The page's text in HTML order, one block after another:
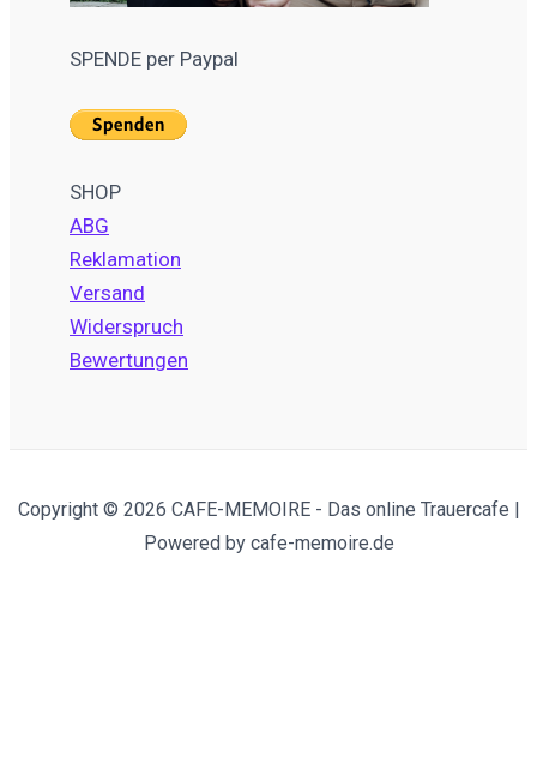
SPENDE per Paypal
SHOP
ABG
Reklamation
Versand
Widerspruch
Bewertungen
Copyright © 2026 CAFE-MEMOIRE - Das online Trauercafe |
Powered by cafe-memoire.de